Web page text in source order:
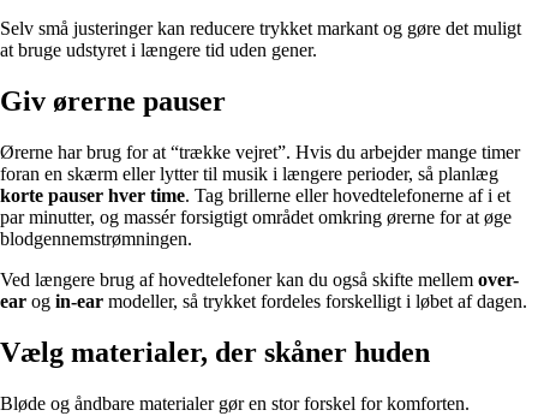
Selv små justeringer kan reducere trykket markant og gøre det muligt
at bruge udstyret i længere tid uden gener.
Giv ørerne pauser
Ørerne har brug for at “trække vejret”. Hvis du arbejder mange timer
foran en skærm eller lytter til musik i længere perioder, så planlæg
korte pauser hver time. Tag brillerne eller hovedtelefonerne af i et
par minutter, og massér forsigtigt området omkring ørerne for at øge
blodgennemstrømningen.
Ved længere brug af hovedtelefoner kan du også skifte mellem over-
ear og in-ear modeller, så trykket fordeles forskelligt i løbet af dagen.
Vælg materialer, der skåner huden
Bløde og åndbare materialer gør en stor forskel for komforten.